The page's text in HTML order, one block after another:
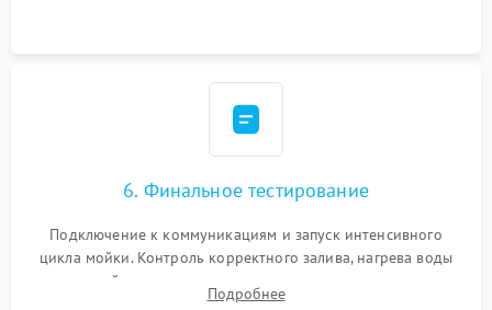
6. Финальное тестирование
Подключение к коммуникациям и запуск интенсивного
цикла мойки. Контроль корректного залива, нагрева воды
до нужной температуры, отсутствия посторонних шумов,
штатного слива и абсолютной сухости в поддоне.
Подробнее